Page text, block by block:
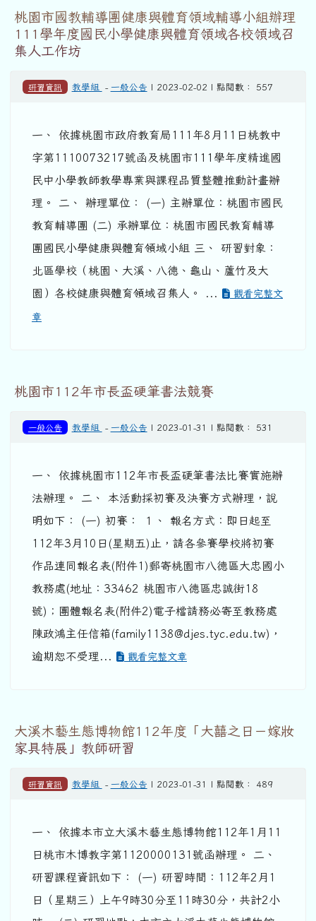
桃園市國教輔導團健康與體育領域輔導小組辦理
111學年度國民小學健康與體育領域各校領域召
集人工作坊
研習資訊 教學組 - 一般公告 | 2023-02-02 | 點閱數： 557
一、 依據桃園市政府教育局111年8月11日桃教中
字第1110073217號函及桃園市111學年度精進國
民中小學教師教學專業與課程品質整體推動計畫辦
理。 二、 辦理單位： (一) 主辦單位：桃園市國民
教育輔導團 (二) 承辦單位：桃園市國民教育輔導
團國民小學健康與體育領域小組 三、 研習對象：
北區學校（桃園、大溪、八德、龜山、蘆竹及大
園）各校健康與體育領域召集人。 ...
觀看完整文
章
桃園市112年市長盃硬筆書法競賽
一般公告 教學組 - 一般公告 | 2023-01-31 | 點閱數： 531
一、 依據桃園市112年市長盃硬筆書法比賽實施辦
法辦理。 二、 本活動採初賽及決賽方式辦理，說
明如下： (一) 初賽： １、 報名方式：即日起至
112年3月10日(星期五)止，請各參賽學校將初賽
作品連同報名表(附件1)郵寄桃園市八德區大忠國小
教務處(地址：33462 桃園市八德區忠誠街18
號)；團體報名表(附件2)電子檔請務必寄至教務處
陳政鴻主任信箱(family1138@djes.tyc.edu.tw)，
逾期恕不受理...
觀看完整文章
大溪木藝生態博物館112年度「大囍之日－嫁妝
家具特展」教師研習
研習資訊 教學組 - 一般公告 | 2023-01-31 | 點閱數： 489
一、 依據本市立大溪木藝生態博物館112年1月11
日桃市木博教字第1120000131號函辦理。 二、
研習課程資訊如下： (一) 研習時間：112年2月1
日（星期三）上午9時30分至11時30分，共計2小